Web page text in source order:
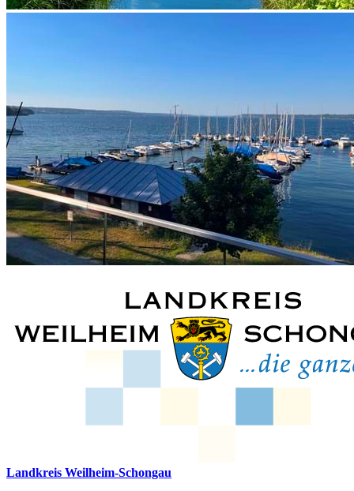
Landkreis Weilheim-Schongau